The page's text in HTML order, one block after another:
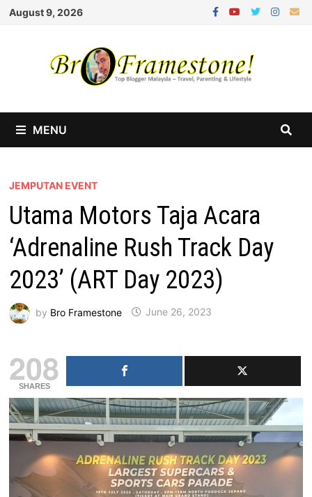
Skip
August 9, 2026
MENU
JEMPUTAN EVENT
Utama Motors Taja Acara
‘Adrenaline Rush Track Day
2023’ (ART Day 2023)
by Bro Framestone June 26, 2023
208
SHARES